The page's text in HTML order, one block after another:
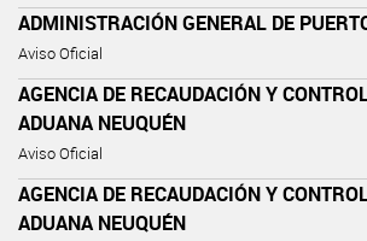
ADMINISTRACIÓN GENERAL DE
Aviso Oficial
AGENCIA DE RECAUDACIÓN Y
ADUANA NEUQUÉN
Aviso Oficial
AGENCIA DE RECAUDACIÓN Y
ADUANA NEUQUÉN